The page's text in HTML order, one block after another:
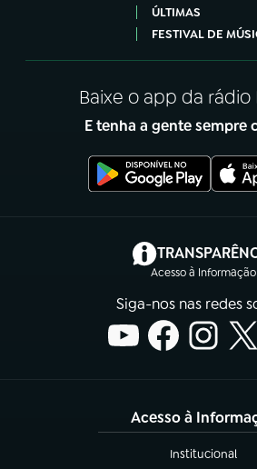
ÚLTIMAS
FESTIVAL DE
Baixe o app da rádio
E tenha a gente sempre
Acesso à Informação
(abre
Siga-nos nas redes
Acesso à
Institucional
(abre em nova